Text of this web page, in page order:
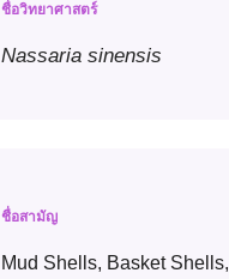
ชื่อวิทยาศาสตร์
Nassaria sinensis
ชื่อสามัญ
Mud Shells, Basket Shells,